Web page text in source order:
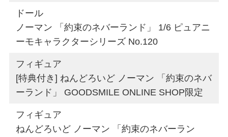
ドール
ノーマン 「約束のネバーランド」 1/6 ピュアニ
ーモキャラクターシリーズ No.120
フィギュア
[特典付き] ねんどろいど ノーマン 「約束のネバ
ーランド」 GOODSMILE ONLINE SHOP限定
フィギュア
ねんどろいど ノーマン 「約束のネバーラン